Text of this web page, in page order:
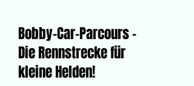
Bobby-Car-Parcours –
Die Rennstrecke für
kleine Helden!